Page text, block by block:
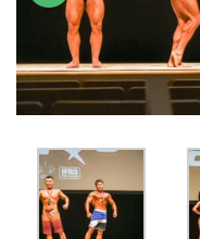
前へ